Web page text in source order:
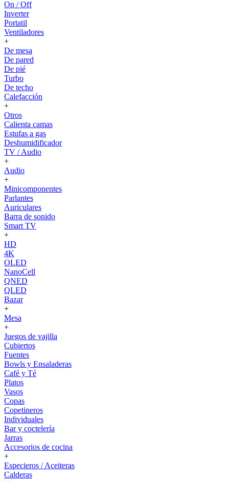
On / Off
Inverter
Portatil
Ventiladores
+
De mesa
De pared
De pié
Turbo
De techo
Calefacción
+
Otros
Calienta camas
Estufas a gas
Deshumidificador
TV / Audio
+
Audio
+
Minicomponentes
Parlantes
Auriculares
Barra de sonido
Smart TV
+
HD
4K
OLED
NanoCell
QNED
QLED
Bazar
+
Mesa
+
Juegos de vajilla
Cubiertos
Fuentes
Bowls y Ensaladeras
Café y Té
Platos
Vasos
Copas
Copetineros
Individuales
Bar y coctelería
Jarras
Accesorios de cocina
+
Especieros / Aceiteras
Calderas